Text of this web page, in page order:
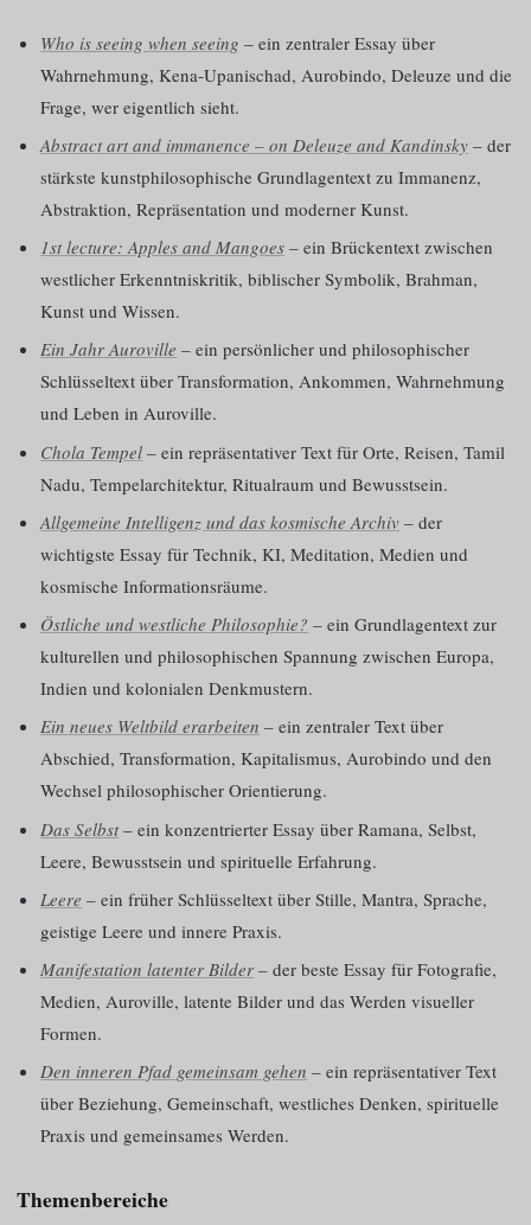
Who is seeing when seeing – ein zentraler Essay über
Wahrnehmung, Kena-Upanischad, Aurobindo, Deleuze und die
Frage, wer eigentlich sieht.
Abstract art and immanence – on Deleuze and Kandinsky – der
stärkste kunstphilosophische Grundlagentext zu Immanenz,
Abstraktion, Repräsentation und moderner Kunst.
1st lecture: Apples and Mangoes – ein Brückentext zwischen
westlicher Erkenntniskritik, biblischer Symbolik, Brahman,
Kunst und Wissen.
Ein Jahr Auroville – ein persönlicher und philosophischer
Schlüsseltext über Transformation, Ankommen, Wahrnehmung
und Leben in Auroville.
Chola Tempel – ein repräsentativer Text für Orte, Reisen, Tamil
Nadu, Tempelarchitektur, Ritualraum und Bewusstsein.
Allgemeine Intelligenz und das kosmische Archiv – der
wichtigste Essay für Technik, KI, Meditation, Medien und
kosmische Informationsräume.
Östliche und westliche Philosophie? – ein Grundlagentext zur
kulturellen und philosophischen Spannung zwischen Europa,
Indien und kolonialen Denkmustern.
Ein neues Weltbild erarbeiten – ein zentraler Text über
Abschied, Transformation, Kapitalismus, Aurobindo und den
Wechsel philosophischer Orientierung.
Das Selbst– ein konzentrierter Essay über Ramana, Selbst,
Leere, Bewusstsein und spirituelle Erfahrung.
Leere – ein früher Schlüsseltext über Stille, Mantra, Sprache,
geistige Leere und innere Praxis.
Manifestation latenter Bilder – der beste Essay für Fotografie,
Medien, Auroville, latente Bilder und das Werden visueller
Formen.
Den inneren Pfad gemeinsam gehen – ein repräsentativer Text
über Beziehung, Gemeinschaft, westliches Denken, spirituelle
Praxis und gemeinsames Werden.
Themenbereiche